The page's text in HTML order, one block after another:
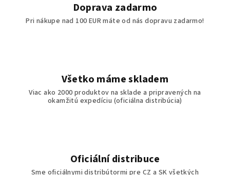
Doprava zadarmo
Pri nákupe nad 100 EUR máte od nás dopravu zadarmo!
Všetko máme skladem
Viac ako 2000 produktov na sklade a pripravených na
okamžitú expedíciu (oficiálna distribúcia)
Oficiální distribuce
Sme oficiálnymi distribútormi pre CZ a SK všetkých